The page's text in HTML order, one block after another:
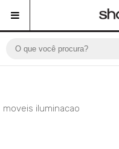
moveis iluminacao